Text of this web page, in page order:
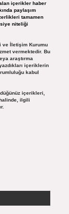
alan içerikler haber
paylaşım
tamamen
niteliği
ve İletişim Kurumu
vermektedir. Bu
araştırma
içeriklerin
kabul
içerikleri,
ilgili